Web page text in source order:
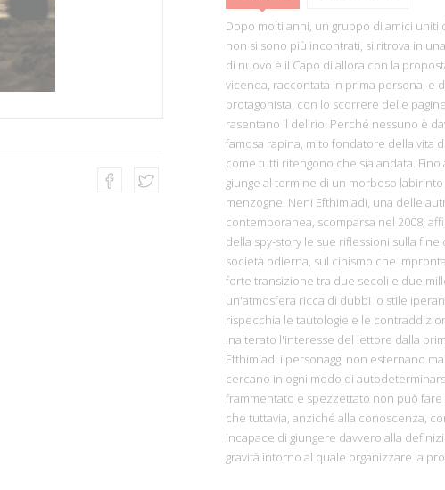
Dopo molti anni, un gruppo di amici
non si sono più incontrati, si ritrova in
di nuovo è il Capo di allora con la
vicenda, raccontata in prima persona, e
protagonista, con lo scorrere delle
rasentano il delirio. Perché nessuno è
famosa rapina, mito fondatore della vita
come tutti ritengono che sia andata.
giunge al termine di un morboso
menzogne. Neni Efthimiadi, una delle
contemporanea, scomparsa nel 2008,
della spy-story le sue riflessioni sulla
società odierna, sul cinismo che
forte transizione tra due secoli e due
un'atmosfera ricca di dubbi lo stile
rispecchia le tautologie e le
inalterato l'interesse del lettore dalla
Efthimiadi i personaggi non esternano
cercano in ogni modo di
frammentato e spezzettato non può
che tuttavia, anziché alla conoscenza,
incapace di giungere davvero alla
gravità intorno al quale organizzare la